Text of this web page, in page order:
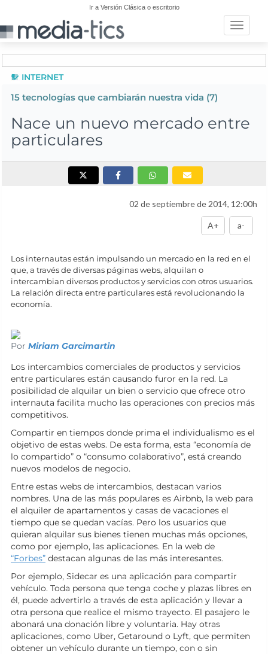
Ir a Versión Clásica o escritorio
Toggle
INTERNET
15 tecnologías que cambiarán nuestra vida (7)
Nace un nuevo mercado entre
particulares
02 de septiembre de 2014, 12:00h
A+ a-
Los internautas están impulsando un mercado en la red en el
que, a través de diversas páginas webs, alquilan o
intercambian diversos productos y servicios con otros usuarios.
La relación directa entre particulares está revolucionando la
economía.
Por Miriam Garcimartin
Los intercambios comerciales de productos y servicios
entre particulares están causando furor en la red. La
posibilidad de alquilar un bien o servicio que ofrece otro
internauta facilita mucho las operaciones con precios más
competitivos.
Compartir en tiempos donde prima el individualismo es el
objetivo de estas webs. De esta forma, esta “economía de
lo compartido” o “consumo colaborativo”, está creando
nuevos modelos de negocio.
Entre estas webs de intercambios, destacan varios
nombres. Una de las más populares es Airbnb, la web para
el alquiler de apartamentos y casas de vacaciones el
tiempo que se quedan vacías. Pero los usuarios que
quieran alquilar sus bienes tienen muchas más opciones,
como por ejemplo, las aplicaciones. En la web de
“Forbes” destacan algunas de las más interesantes.
Por ejemplo, Sidecar es una aplicación para compartir
vehículo. Toda persona que tenga coche y plazas libres en
él, puede advertirlo a través de esta aplicación y llevar a
otra persona que realice el mismo trayecto. El pasajero le
abonará una donación libre y voluntaria. Hay otras
aplicaciones, como Uber, Getaround o Lyft, que permiten
obtener un vehículo durante un tiempo, con o sin